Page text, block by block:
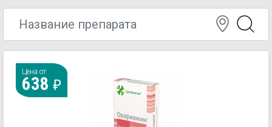
Цена от
638